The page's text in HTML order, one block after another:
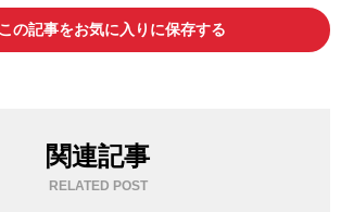
この記事をお気に入りに保存する
関連記事
RELATED POST